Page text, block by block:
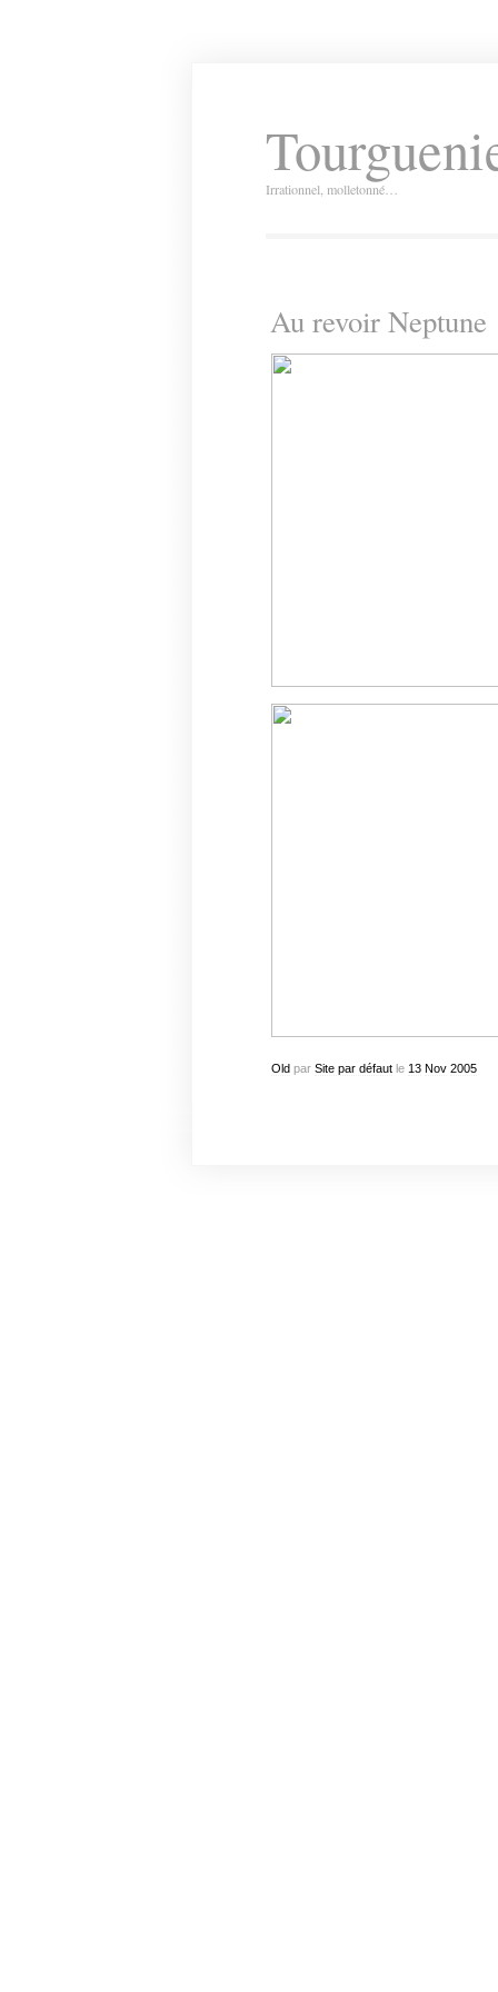
Irrationnel, molletonné…
Au revoir Neptune
Old par Site par défautle 13 Nov 2005